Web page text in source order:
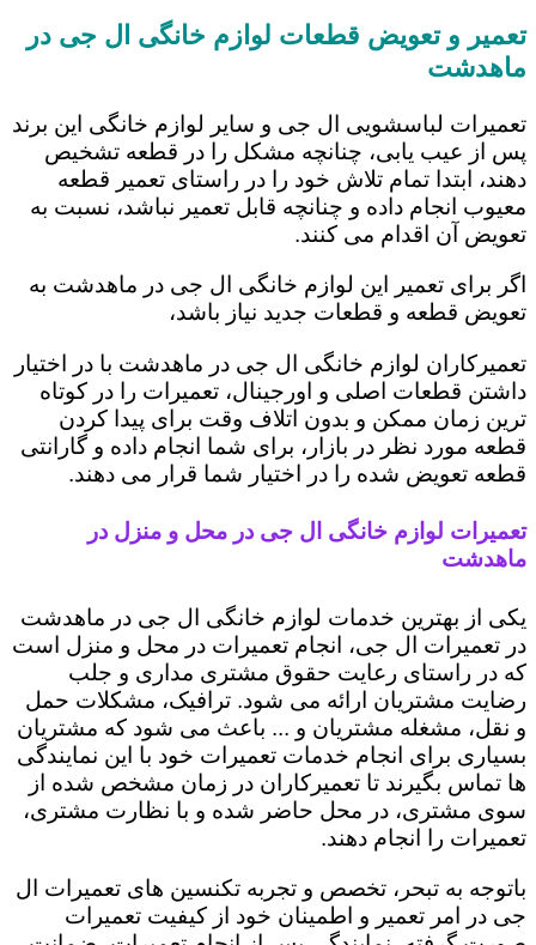
تعمیر و تعویض قطعات لوازم خانگی ال جی در
ماهدشت
تعمیرات لباسشویی ال جی و سایر لوازم خانگی این برند
پس از عیب یابی، چنانچه مشکل را در قطعه تشخیص
دهند، ابتدا تمام تلاش خود را در راستای تعمیر قطعه
معیوب انجام داده و چنانچه قابل تعمیر نباشد، نسبت به
تعویض آن اقدام می کنند.
اگر برای تعمیر این لوازم خانگی ال جی در ماهدشت به
تعویض قطعه و قطعات جدید نیاز باشد،
تعمیرکاران لوازم خانگی ال جی در ماهدشت با در اختیار
داشتن قطعات اصلی و اورجینال، تعمیرات را در کوتاه
ترین زمان ممکن و بدون اتلاف وقت برای پیدا کردن
قطعه مورد نظر در بازار، برای شما انجام داده و گارانتی
قطعه تعویض شده را در اختیار شما قرار می دهند.
تعمیرات لوازم خانگی ال جی در محل و منزل در
ماهدشت
یکی از بهترین خدمات لوازم خانگی ال جی در ماهدشت
در تعمیرات ال جی، انجام تعمیرات در محل و منزل است
که در راستای رعایت حقوق مشتری مداری و جلب
رضایت مشتریان ارائه می شود. ترافیک، مشکلات حمل
و نقل، مشغله مشتریان و ... باعث می شود که مشتریان
بسیاری برای انجام خدمات تعمیرات خود با این نمایندگی
ها تماس بگیرند تا تعمیرکاران در زمان مشخص شده از
سوی مشتری، در محل حاضر شده و با نظارت مشتری،
تعمیرات را انجام دهند.
باتوجه به تبحر، تخصص و تجربه تکنسین های تعمیرات ال
جی در امر تعمیر و اطمینان خود از کیفیت تعمیرات